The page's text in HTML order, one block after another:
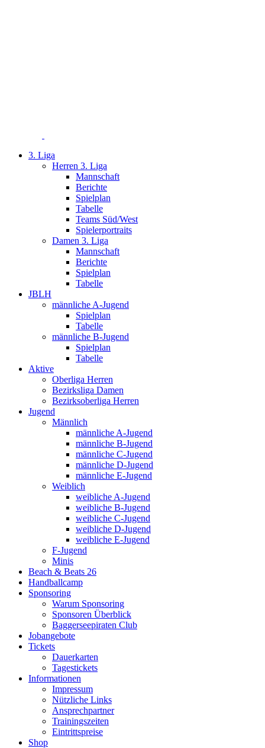
3. Liga
Herren 3. Liga
Mannschaft
Berichte
Spielplan
Tabelle
Teams Süd/West
Spielerportraits
Damen 3. Liga
Mannschaft
Berichte
Spielplan
Tabelle
JBLH
männliche A-Jugend
Spielplan
Tabelle
männliche B-Jugend
Spielplan
Tabelle
Aktive
Oberliga Herren
Bezirksliga Damen
Bezirksoberliga Herren
Jugend
Männlich
männliche A-Jugend
männliche B-Jugend
männliche C-Jugend
männliche D-Jugend
männliche E-Jugend
Weiblich
weibliche A-Jugend
weibliche B-Jugend
weibliche C-Jugend
weibliche D-Jugend
weibliche E-Jugend
F-Jugend
Minis
Beach & Beats 26
Handballcamp
Sponsoring
Warum Sponsoring
Sponsoren Überblick
Baggerseepiraten Club
Jobangebote
Tickets
Dauerkarten
Tagestickets
Informationen
Impressum
Nützliche Links
Ansprechpartner
Trainingszeiten
Eintrittspreise
Shop